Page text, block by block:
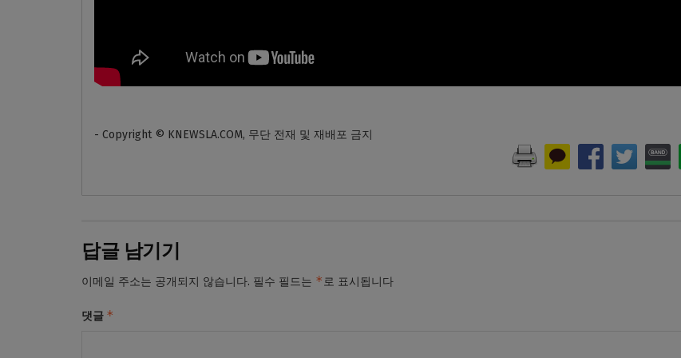
- Copyright © KNEWSLA.COM, 무단 전재 및 재배포 금지
답글 남기기
이메일 주소는 공개되지 않습니다. 필수 필드는 *로 표시됩니다
댓글 *